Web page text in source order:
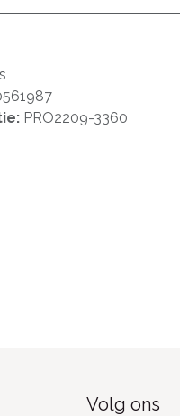
PRO2209-3360
Volg ons